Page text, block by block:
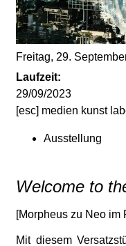
e
n
k
u
Freitag, 29.
Laufzeit:
29/09/2023
[esc] medien kunst
Ausstellung
Welcome to
[Morpheus zu Neo im
Mit diesem